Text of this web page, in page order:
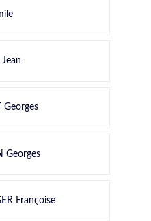
Georges
Georges
Françoise